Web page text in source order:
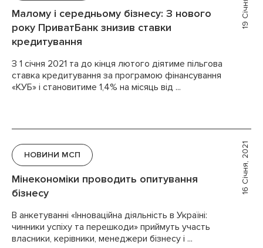
Малому і середньому бізнесу: З нового
року ПриватБанк знизив ставки
кредитування
З 1 січня 2021 та до кінця лютого діятиме пільгова
ставка кредитування за програмою фінансування
«КУБ» і становитиме 1,4% на місяць від ...
16 Січня, 2021
НОВИНИ МСП
Мінекономіки проводить опитування
бізнесу
В анкетуванні «Інноваційна діяльність в Україні:
чинники успіху та перешкоди» приймуть участь
власники, керівники, менеджери бізнесу і ...